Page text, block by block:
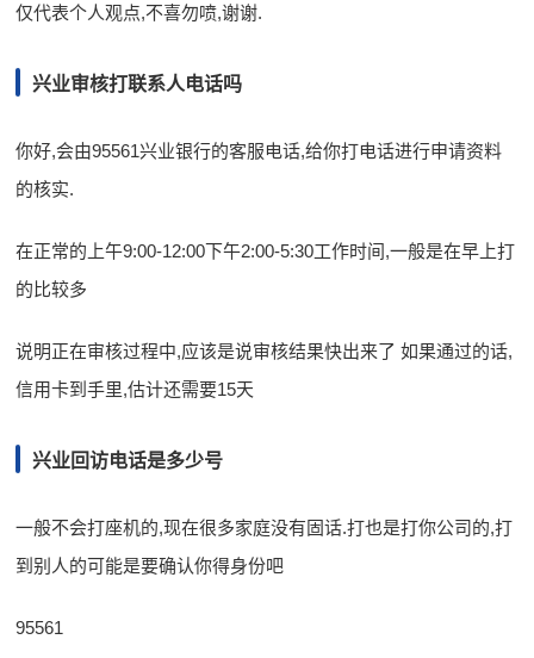
仅代表个人观点,不喜勿喷,谢谢.
兴业审核打联系人电话吗
你好,会由95561兴业银行的客服电话,给你打电话进行申请资料
的核实.
在正常的上午9:00-12:00下午2:00-5:30工作时间,一般是在早上打
的比较多
说明正在审核过程中,应该是说审核结果快出来了 如果通过的话,
信用卡到手里,估计还需要15天
兴业回访电话是多少号
一般不会打座机的,现在很多家庭没有固话.打也是打你公司的,打
到别人的可能是要确认你得身份吧
95561